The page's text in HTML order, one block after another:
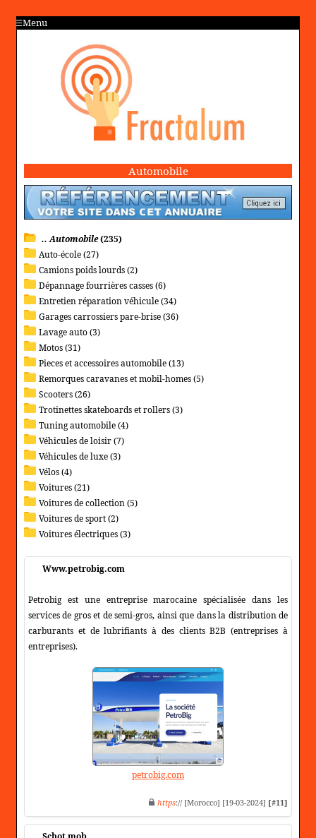
Menu
Automobile
.. Automobile(235)
Auto-école (27)
Camions poids lourds (2)
Dépannage fourrières casses (6)
Entretien réparation véhicule (34)
Garages carrossiers pare-brise (36)
Lavage auto (3)
Motos (31)
Pieces et accessoires automobile (13)
Remorques caravanes et mobil-homes (5)
Scooters (26)
Trotinettes skateboards et rollers (3)
Tuning automobile (4)
Véhicules de loisir (7)
Véhicules de luxe (3)
Vélos (4)
Voitures (21)
Voitures de collection (5)
Voitures de sport (2)
Voitures électriques (3)
Www.petrobig.com
Petrobig est une entreprise marocaine spécialisée dans les
services de gros et de semi-gros, ainsi que dans la distribution de
carburants et de lubrifiants à des clients B2B (entreprises à
entreprises).
petrobig.com
https:// [Morocco] [19-03-2024] [#11]